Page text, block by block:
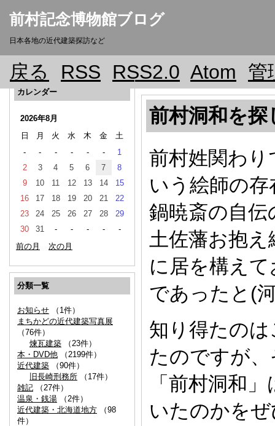
前村記念博物館ブログ
日本各地の近代建築探訪など
戻る RSS RSS2.0 Atom 管
カレンダー
2026年8月
日
月 火 水 木 金
土
-
- - - - -
1
2
3 4 5 6 7
8
9
10 11 12 13 14
15
16
17 18 19 20 21
22
23
24 25 26 27 28
29
30
31 - - - -
-
前の月
次の月
分類一覧
お知らせ （1件）
まちかどの近代建築写真展
（76件）
煉瓦建築 （23件）
本・DVD他 （2199件）
近代建築 （90件）
旧長崎刑務所 （17件）
雑記 （27件）
温泉・銭湯 （2件）
近代建築・北海道地方 （98
件）
前村洞和を
前村姓関わり
いう絵師の
鍋暁斎の自
土佐藩お抱
に居を構え
であったと(
知り得たの
たのですが
「前村洞和
いたのかを